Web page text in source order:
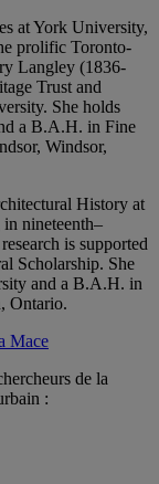
at York University,
prolific Toronto-
Langley (1836-
Trust and
She holds
a B.A.H. in Fine
Windsor,
History at
nineteenth–
is supported
Scholarship. She
and a B.A.H. in
Ontario.
Mace
de la
: